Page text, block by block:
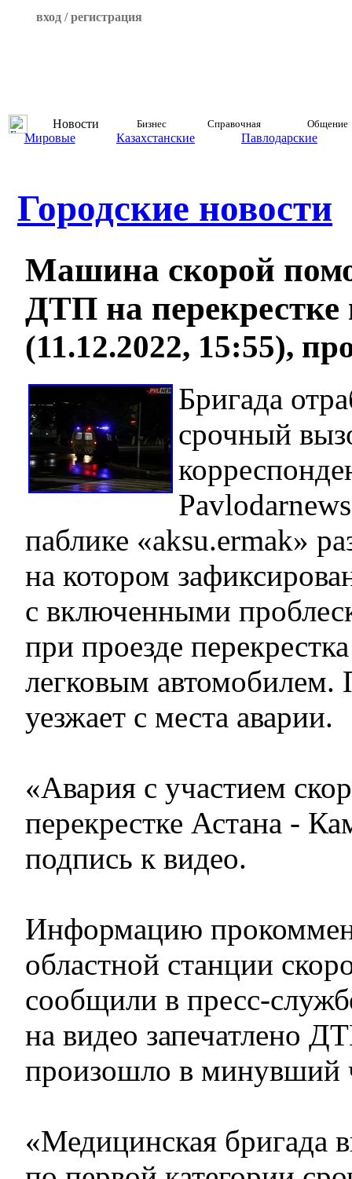
вход / регистрация
Новости Бизнес Справочная Общение
Мировые Казахстанские Павлодарские
Городские новости
Машина скорой
ДТП на перекрестке
(11.12.2022, 15:55),
Бригада
срочный
паблике «aksu.ermak»
на котором
с включенными
при проезде
легковым автомобилем.
уезжает с места аварии.
«Авария с участием
перекрестке Астана -
подпись к видео.
Информацию
областной станции
сообщили в пресс-
на видео запечатлено
произошло в минувший
«Медицинская бригада